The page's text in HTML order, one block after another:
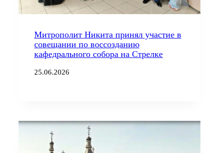
Митрополит Никита принял участие в
совещании по воссозданию
кафедрального собора на Стрелке
25.06.2026